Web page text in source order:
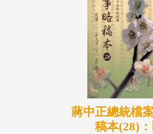
蔣中正總統檔
稿本(28)